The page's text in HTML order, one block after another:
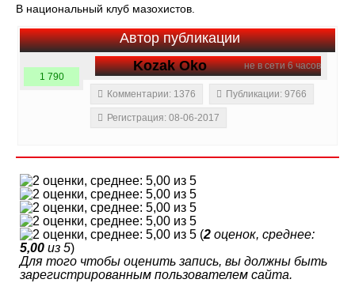
В национальный клуб мазохистов.
Автор публикации
не в сети 6 часов
Kozak Oko
1 790
Комментарии: 1376
Публикации: 9766
Регистрация: 08-06-2017
(2 оценок, среднее:
5,00 из 5)
Для того чтобы оценить запись, вы должны быть
зарегистрированным пользователем сайта.